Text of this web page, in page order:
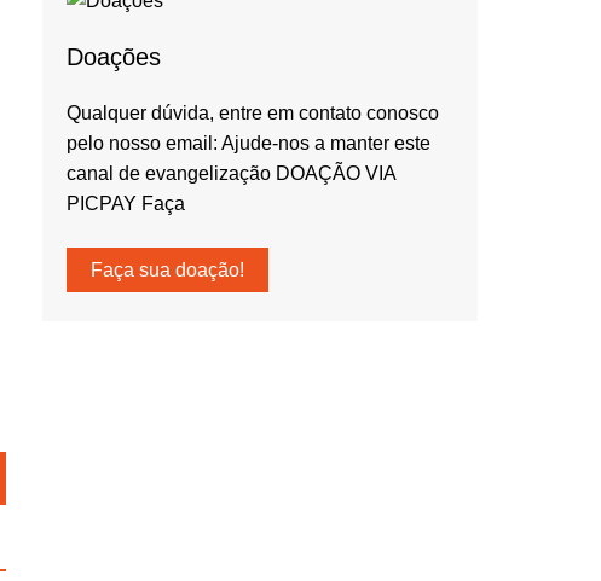
Doações
Qualquer dúvida, entre em contato conosco
pelo nosso email: Ajude-nos a manter este
canal de evangelização DOAÇÃO VIA
PICPAY Faça
Faça sua doação!